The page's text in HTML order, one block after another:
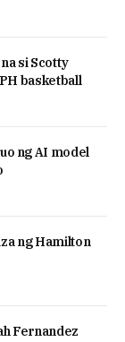
si Scotty
basketball
ng AI model
ng Hamilton
Fernandez